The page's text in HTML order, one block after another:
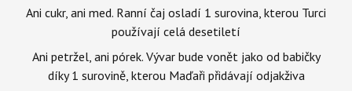
Ani cukr, ani med. Ranní čaj osladí 1 surovina, kterou Turci
používají celá desetiletí
Ani petržel, ani pórek. Vývar bude vonět jako od babičky
díky 1 surovině, kterou Maďaři přidávají odjakživa